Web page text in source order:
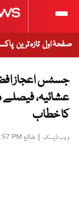
صفحۂ اول تازہ ترین
جسٹس اعجاز
عشائیہ،
کا خطاب
ویب ڈیسک | شائع PM